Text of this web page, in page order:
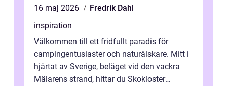
16 maj 2026
Fredrik Dahl
inspiration
Välkommen till ett fridfullt paradis för
campingentusiaster och naturälskare. Mitt i
hjärtat av Sverige, beläget vid den vackra
Mälarens strand, hittar du Skokloster